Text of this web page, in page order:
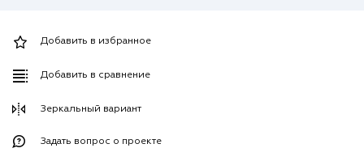
Добавить в избранное
Добавить в сравнение
Зеркальный вариант
Задать вопрос о проекте